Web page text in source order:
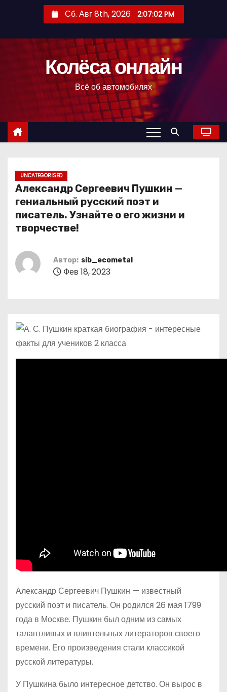
с
Сб. Авг 8th, 2026 2:07:03 PM
Колёса онлайн
Всё об автомобилях
UNCATEGORISED
Александр Сергеевич Пушкин —
гениальный русский поэт и
писатель. Узнайте о его жизни и
творчестве!
Автор: sib_ecometal
Фев 18, 2023
Александр Сергеевич Пушкин — известный
русский поэт и писатель. Он родился 26 мая 1799
года в Москве. Пушкин был одним из самых
талантливых и влиятельных литераторов своего
времени. Его произведения стали классикой
русской литературы.
У Пушкина было интересное детство. Он вырос в